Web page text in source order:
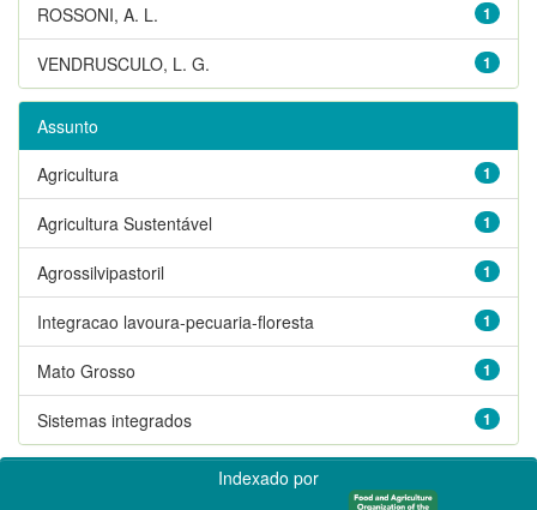
1
ROSSONI, A. L.
1
VENDRUSCULO, L. G.
Assunto
1
Agricultura
1
Agricultura Sustentável
1
Agrossilvipastoril
1
Integracao lavoura-pecuaria-floresta
1
Mato Grosso
1
Sistemas integrados
Indexado por